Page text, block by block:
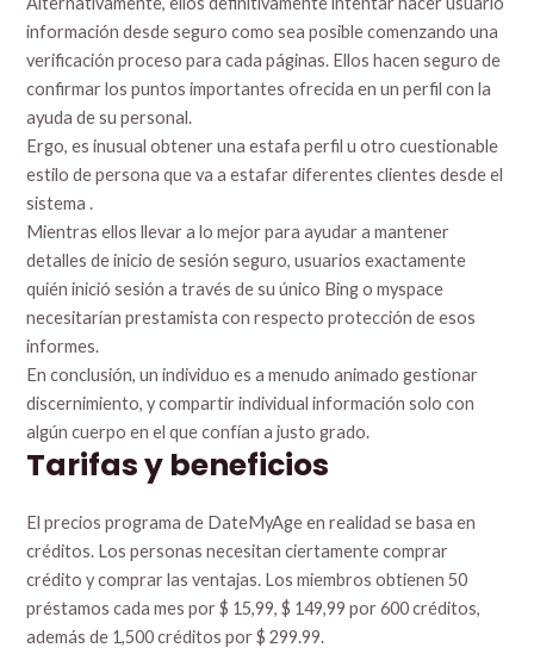
información desde seguro como sea posible comenzando una
verificación proceso para cada páginas. Ellos hacen seguro de
confirmar los puntos importantes ofrecida en un perfil con la
ayuda de su personal.
Ergo, es inusual obtener una estafa perfil u otro cuestionable
estilo de persona que va a estafar diferentes clientes desde el
sistema .
Mientras ellos llevar a lo mejor para ayudar a mantener
detalles de inicio de sesión seguro, usuarios exactamente
quién inició sesión a través de su único Bing o myspace
necesitarían prestamista con respecto protección de esos
informes.
En conclusión, un individuo es a menudo animado gestionar
discernimiento, y compartir individual información solo con
algún cuerpo en el que confían a justo grado.
Tarifas y beneficios
El precios programa de DateMyAge en realidad se basa en
créditos. Los personas necesitan ciertamente comprar
crédito y comprar las ventajas. Los miembros obtienen 50
préstamos cada mes por $ 15,99, $ 149,99 por 600 créditos,
además de 1,500 créditos por $ 299.99.